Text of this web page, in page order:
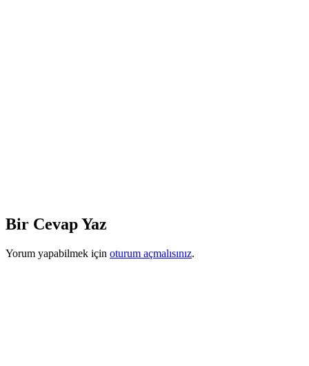
Bir Cevap Yaz
Yorum yapabilmek için oturum açmalısınız.